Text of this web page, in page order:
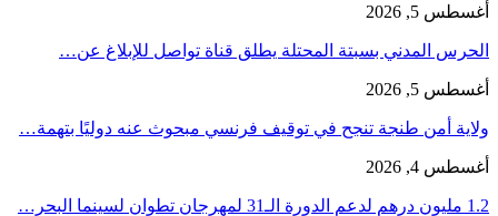
أغسطس 5, 2026
الحرس المدني بسبتة المحتلة يطلق قناة تواصل للإبلاغ عن…
أغسطس 5, 2026
ولاية أمن طنجة تنجح في توقيف فرنسي مبحوث عنه دوليًا بتهمة…
أغسطس 4, 2026
1.2 مليون درهم لدعم الدورة الـ31 لمهرجان تطوان لسينما البحر…